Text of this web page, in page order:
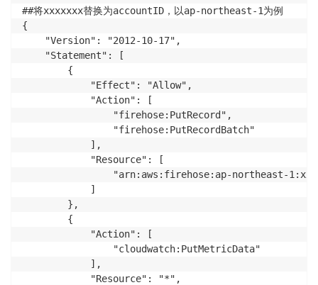
##将xxxxxxx替换为accountID，以ap-northeast-1为例
{
    "Version": "2012-10-17",
    "Statement": [
        {
            "Effect": "Allow",
            "Action": [
                "firehose:PutRecord",
                "firehose:PutRecordBatch"
            ],
            "Resource": [
"arn:aws:firehose:ap-northeast-
            ]
        },
        {
            "Action": [
                "cloudwatch:PutMetricData"
            ],
            "Resource": "*",